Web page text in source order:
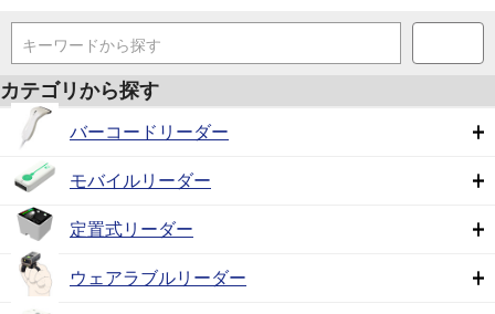
キーワードから探す
カテゴリから探す
バーコードリーダー
モバイルリーダー
定置式リーダー
ウェアラブルリーダー